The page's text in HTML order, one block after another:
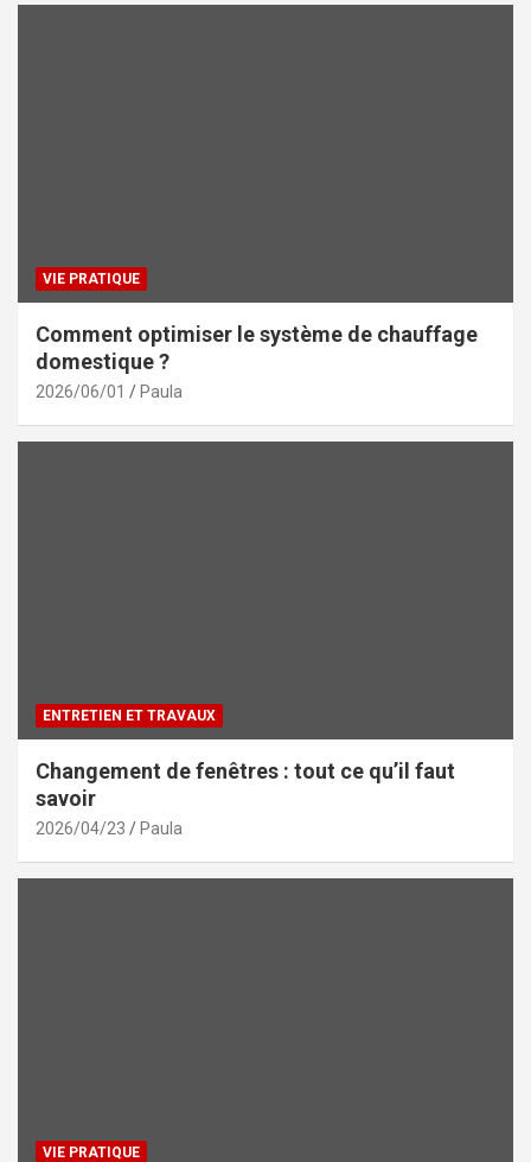
VIE PRATIQUE
Comment optimiser le système de chauffage
domestique ?
2026/06/01 Paula
ENTRETIEN ET TRAVAUX
Changement de fenêtres : tout ce qu’il faut
savoir
2026/04/23 Paula
VIE PRATIQUE